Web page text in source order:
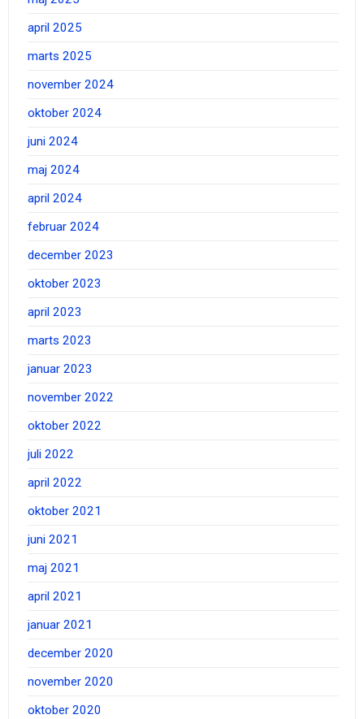
april 2025
marts 2025
november 2024
oktober 2024
juni 2024
maj 2024
april 2024
februar 2024
december 2023
oktober 2023
april 2023
marts 2023
januar 2023
november 2022
oktober 2022
juli 2022
april 2022
oktober 2021
juni 2021
maj 2021
april 2021
januar 2021
december 2020
november 2020
oktober 2020